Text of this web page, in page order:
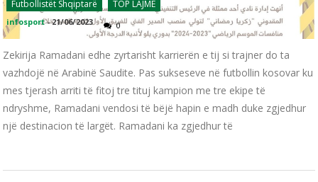
Futbollistët Shqiptarë
TOP LAJME
infosport -21/06/2023 0
Zekirija Ramadani edhe zyrtarisht karrierën e tij si trajner do ta
vazhdojë në Arabinë Saudite. Pas sukseseve në futbollin kosovar ku
mes tjerash arriti të fitoj tre tituj kampion me tre ekipe të
ndryshme, Ramadani vendosi të bëjë hapin e madh duke zgjedhur
një destinacion të largët. Ramadani ka zgjedhur të